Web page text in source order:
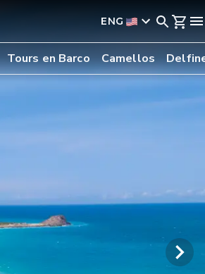
ENG
Tours en Barco Camellos